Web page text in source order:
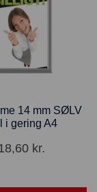
14 mm SØLV
i gering A4
kr.